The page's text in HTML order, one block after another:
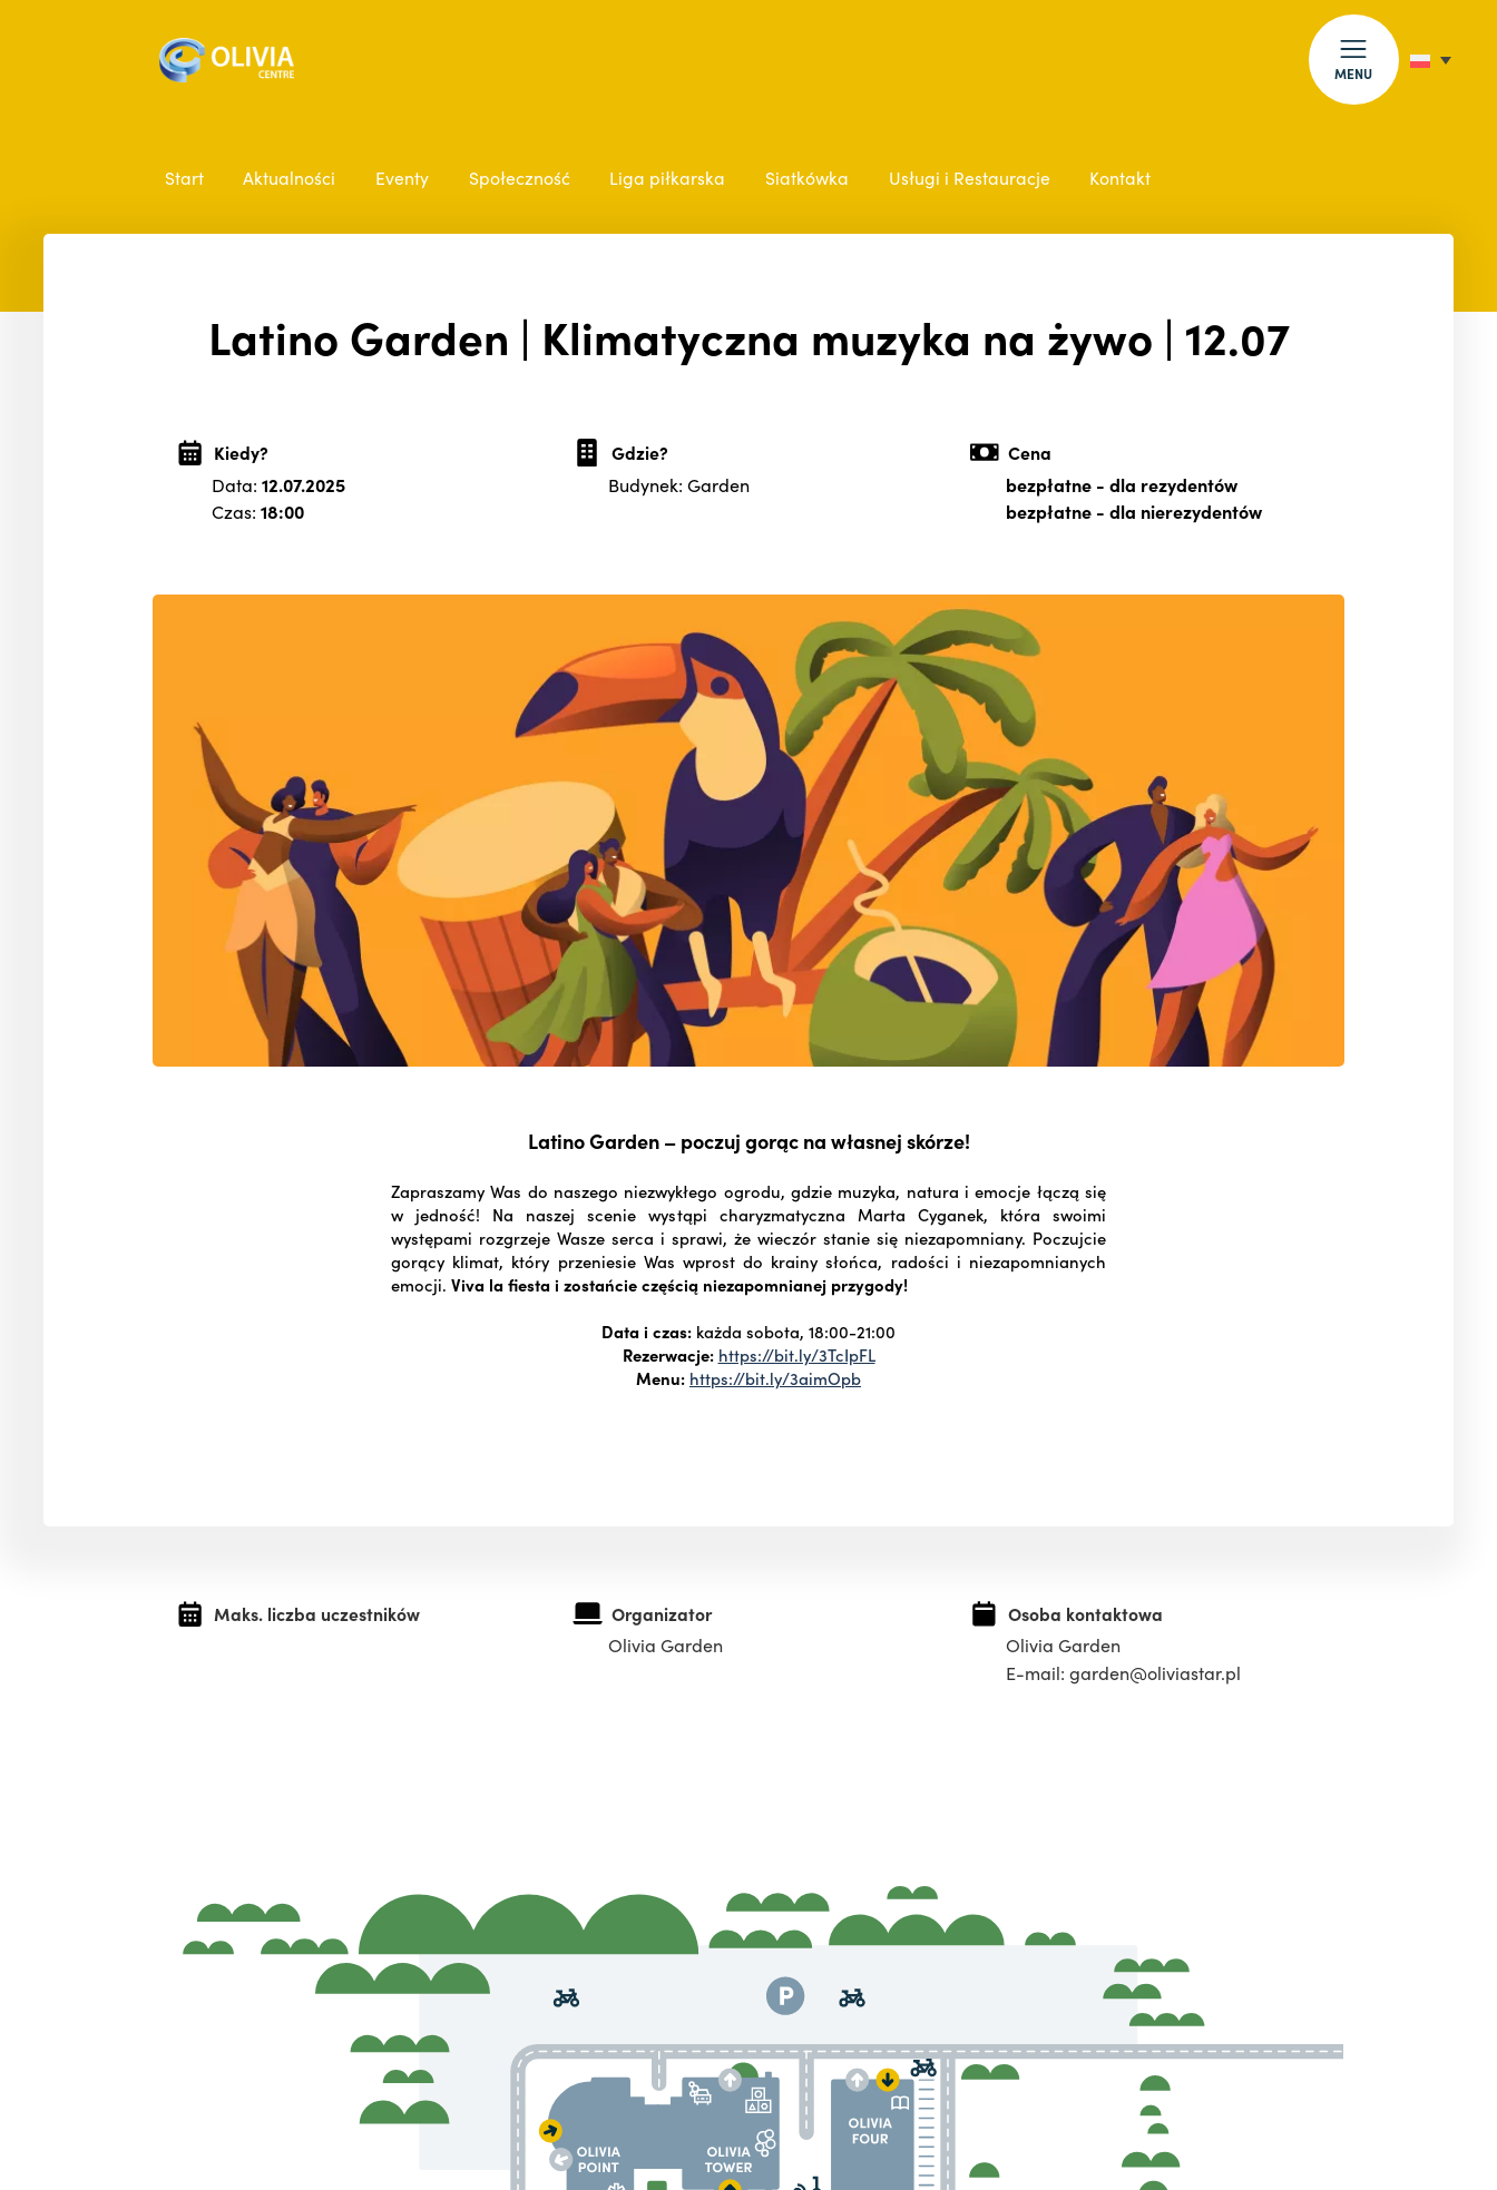
MENU
Start Aktualności Eventy Społeczność Liga piłkarska Siatkówka Usługi i Restauracje Kontakt
Latino Garden | Klimatyczna muzyka na żywo | 12.07
Kiedy?
Data: 12.07.2025
Czas: 18:00
Gdzie?
Budynek: Garden
Cena
bezpłatne- dla rezydentów
bezpłatne- dla nierezydentów
Latino Garden – poczuj gorąc na własnej skórze!
Zapraszamy Was do naszego niezwykłego ogrodu, gdzie muzyka, natura i emocje łączą się
w jedność! Na naszej scenie wystąpi charyzmatyczna Marta Cyganek, która swoimi
występami rozgrzeje Wasze serca i sprawi, że wieczór stanie się niezapomniany. Poczujcie
gorący klimat, który przeniesie Was wprost do krainy słońca, radości i niezapomnianych
emocji.Viva la fiesta i zostańcie częścią niezapomnianej przygody!
Data i czas: każda sobota, 18:00-21:00
Rezerwacje: https://bit.ly/3TcIpFL
Menu: https://bit.ly/3aimOpb
Maks. liczba uczestników
Organizator
Olivia Garden
Osoba kontaktowa
Olivia Garden
E-mail: garden@oliviastar.pl